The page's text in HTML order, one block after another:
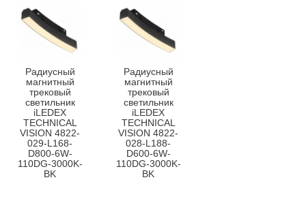
Радиусный
магнитный
трековый
светильник
iLEDEX
TECHNICAL
VISION 4822-
029-L168-
D800-6W-
110DG-3000K-
BK
Радиусный
магнитный
трековый
светильник
iLEDEX
TECHNICAL
VISION 4822-
028-L188-
D600-6W-
110DG-3000K-
BK